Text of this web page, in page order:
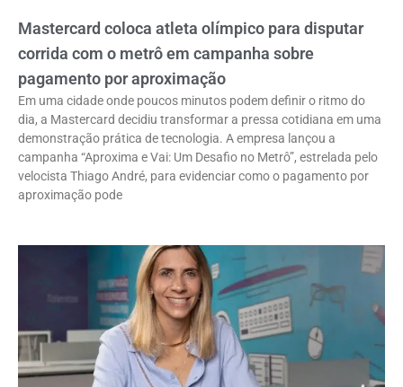
Mastercard coloca atleta olímpico para disputar
corrida com o metrô em campanha sobre
pagamento por aproximação
Em uma cidade onde poucos minutos podem definir o ritmo do
dia, a Mastercard decidiu transformar a pressa cotidiana em uma
demonstração prática de tecnologia. A empresa lançou a
campanha “Aproxima e Vai: Um Desafio no Metrô”, estrelada pelo
velocista Thiago André, para evidenciar como o pagamento por
aproximação pode